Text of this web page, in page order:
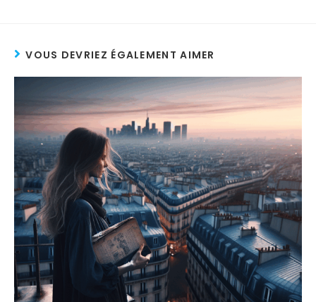
VOUS DEVRIEZ ÉGALEMENT AIMER